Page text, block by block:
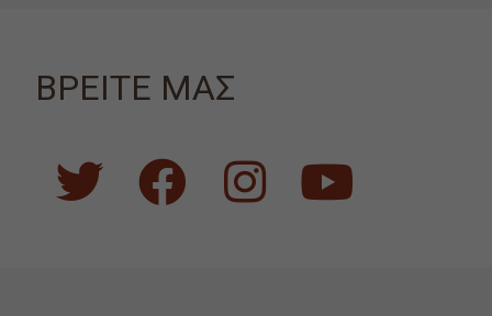
ΒΡΕΙΤΕ ΜΑΣ